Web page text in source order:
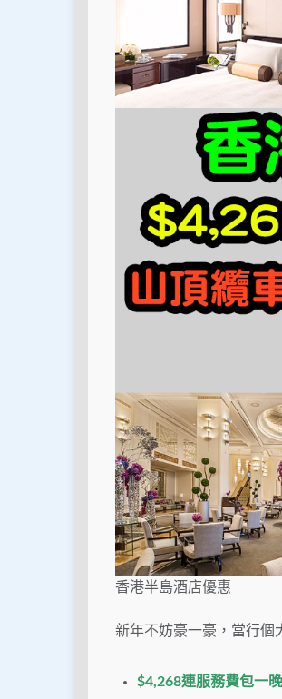
香港半島酒店優惠
新年不妨豪一豪，當行個
$4,268連服務費包一